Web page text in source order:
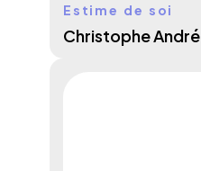
Estime de soi
Christophe André